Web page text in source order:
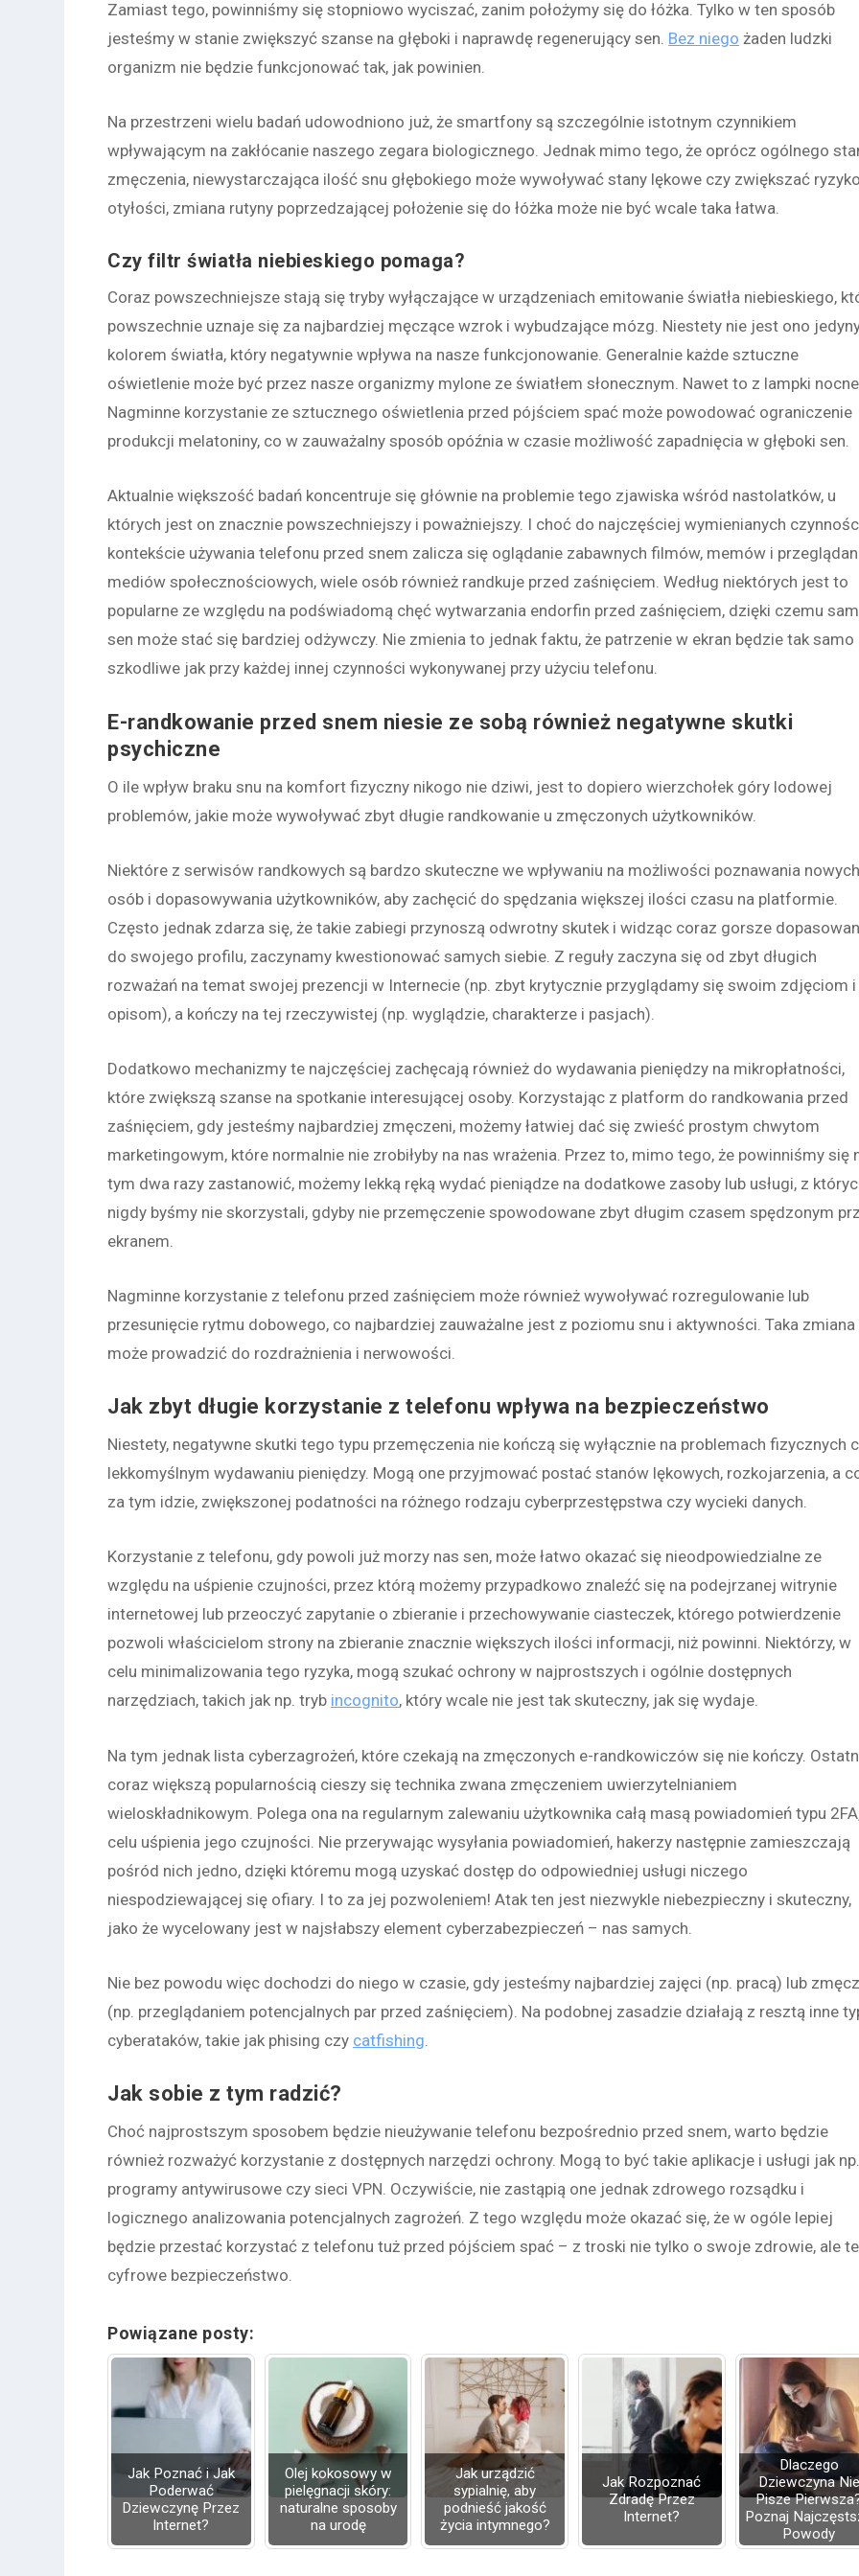
Zamiast tego, powinniśmy się stopniowo wyciszać, zanim położymy się do łóżka. Tylko w ten sposób
jesteśmy w stanie zwiększyć szanse na głęboki i naprawdę regenerujący sen. Bez niego żaden ludzki
organizm nie będzie funkcjonować tak, jak powinien.
Na przestrzeni wielu badań udowodniono już, że smartfony są szczególnie istotnym czynnikiem
wpływającym na zakłócanie naszego zegara biologicznego. Jednak mimo tego, że oprócz ogólnego
zmęczenia, niewystarczająca ilość snu głębokiego może wywoływać stany lękowe czy zwiększać ryzyko
otyłości, zmiana rutyny poprzedzającej położenie się do łóżka może nie być wcale taka łatwa.
Czy filtr światła niebieskiego pomaga?
Coraz powszechniejsze stają się tryby wyłączające w urządzeniach emitowanie światła niebieskiego,
powszechnie uznaje się za najbardziej męczące wzrok i wybudzające mózg. Niestety nie jest ono
kolorem światła, który negatywnie wpływa na nasze funkcjonowanie. Generalnie każde sztuczne
oświetlenie może być przez nasze organizmy mylone ze światłem słonecznym. Nawet to z lampki
Nagminne korzystanie ze sztucznego oświetlenia przed pójściem spać może powodować ograniczenie
produkcji melatoniny, co w zauważalny sposób opóźnia w czasie możliwość zapadnięcia w głęboki sen.
Aktualnie większość badań koncentruje się głównie na problemie tego zjawiska wśród nastolatków, u
których jest on znacznie powszechniejszy i poważniejszy. I choć do najczęściej wymienianych
kontekście używania telefonu przed snem zalicza się oglądanie zabawnych filmów, memów i
mediów społecznościowych, wiele osób również randkuje przed zaśnięciem. Według niektórych jest to
popularne ze względu na podświadomą chęć wytwarzania endorfin przed zaśnięciem, dzięki czemu sam
sen może stać się bardziej odżywczy. Nie zmienia to jednak faktu, że patrzenie w ekran będzie tak samo
szkodliwe jak przy każdej innej czynności wykonywanej przy użyciu telefonu.
E-randkowanie przed snem niesie ze sobą również negatywne skutki
psychiczne
O ile wpływ braku snu na komfort fizyczny nikogo nie dziwi, jest to dopiero wierzchołek góry lodowej
problemów, jakie może wywoływać zbyt długie randkowanie u zmęczonych użytkowników.
Niektóre z serwisów randkowych są bardzo skuteczne we wpływaniu na możliwości poznawania nowych
osób i dopasowywania użytkowników, aby zachęcić do spędzania większej ilości czasu na platformie.
Często jednak zdarza się, że takie zabiegi przynoszą odwrotny skutek i widząc coraz gorsze
do swojego profilu, zaczynamy kwestionować samych siebie. Z reguły zaczyna się od zbyt długich
rozważań na temat swojej prezencji w Internecie (np. zbyt krytycznie przyglądamy się swoim zdjęciom i
opisom), a kończy na tej rzeczywistej (np. wyglądzie, charakterze i pasjach).
Dodatkowo mechanizmy te najczęściej zachęcają również do wydawania pieniędzy na mikropłatności,
które zwiększą szanse na spotkanie interesującej osoby. Korzystając z platform do randkowania przed
zaśnięciem, gdy jesteśmy najbardziej zmęczeni, możemy łatwiej dać się zwieść prostym chwytom
marketingowym, które normalnie nie zrobiłyby na nas wrażenia. Przez to, mimo tego, że powinniśmy się
tym dwa razy zastanowić, możemy lekką ręką wydać pieniądze na dodatkowe zasoby lub usługi, z
nigdy byśmy nie skorzystali, gdyby nie przemęczenie spowodowane zbyt długim czasem spędzonym
ekranem.
Nagminne korzystanie z telefonu przed zaśnięciem może również wywoływać rozregulowanie lub
przesunięcie rytmu dobowego, co najbardziej zauważalne jest z poziomu snu i aktywności. Taka zmiana
może prowadzić do rozdrażnienia i nerwowości.
Jak zbyt długie korzystanie z telefonu wpływa na bezpieczeństwo
Niestety, negatywne skutki tego typu przemęczenia nie kończą się wyłącznie na problemach fizycznych
lekkomyślnym wydawaniu pieniędzy. Mogą one przyjmować postać stanów lękowych, rozkojarzenia, a
za tym idzie, zwiększonej podatności na różnego rodzaju cyberprzestępstwa czy wycieki danych.
Korzystanie z telefonu, gdy powoli już morzy nas sen, może łatwo okazać się nieodpowiedzialne ze
względu na uśpienie czujności, przez którą możemy przypadkowo znaleźć się na podejrzanej witrynie
internetowej lub przeoczyć zapytanie o zbieranie i przechowywanie ciasteczek, którego potwierdzenie
pozwoli właścicielom strony na zbieranie znacznie większych ilości informacji, niż powinni. Niektórzy, w
celu minimalizowania tego ryzyka, mogą szukać ochrony w najprostszych i ogólnie dostępnych
narzędziach, takich jak np. tryb incognito, który wcale nie jest tak skuteczny, jak się wydaje.
Na tym jednak lista cyberzagrożeń, które czekają na zmęczonych e-randkowiczów się nie kończy.
coraz większą popularnością cieszy się technika zwana zmęczeniem uwierzytelnianiem
wieloskładnikowym . Polega ona na regularnym zalewaniu użytkownika całą masą powiadomień typu
celu uśpienia jego czujności. Nie przerywając wysyłania powiadomień, hakerzy następnie zamieszczają
pośród nich jedno, dzięki któremu mogą uzyskać dostęp do odpowiedniej usługi niczego
niespodziewającej się ofiary. I to za jej pozwoleniem! Atak ten jest niezwykle niebezpieczny i skuteczny,
jako że wycelowany jest w najsłabszy element cyberzabezpieczeń – nas samych.
Nie bez powodu więc dochodzi do niego w czasie, gdy jesteśmy najbardziej zajęci (np. pracą) lub
(np. przeglądaniem potencjalnych par przed zaśnięciem). Na podobnej zasadzie działają z resztą inne
cyberataków, takie jak phising czy catfishing
Jak sobie z tym radzić?
Choć najprostszym sposobem będzie nieużywanie telefonu bezpośrednio przed snem, warto będzie
również rozważyć korzystanie z dostępnych narzędzi ochrony. Mogą to być takie aplikacje i usługi jak np.
programy antywirusowe czy sieci VPN. Oczywiście, nie zastąpią one jednak zdrowego rozsądku i
logicznego analizowania potencjalnych zagrożeń. Z tego względu może okazać się, że w ogóle lepiej
będzie przestać korzystać z telefonu tuż przed pójściem spać – z troski nie tylko o swoje zdrowie, ale
cyfrowe bezpieczeństwo.
Powiązane posty:
Jak Poznać i Jak
Poderwać
Dziewczynę Przez
Internet?
Olej kokosowy w
pielęgnacji skóry:
naturalne sposoby
na urodę
Jak urządzić
sypialnię, aby
podnieść jakość
życia intymnego?
Jak Rozpoznać
Zdradę Przez
Internet?
Dlaczego
Dziewczyna Nie
Pisze
Poznaj
Powody